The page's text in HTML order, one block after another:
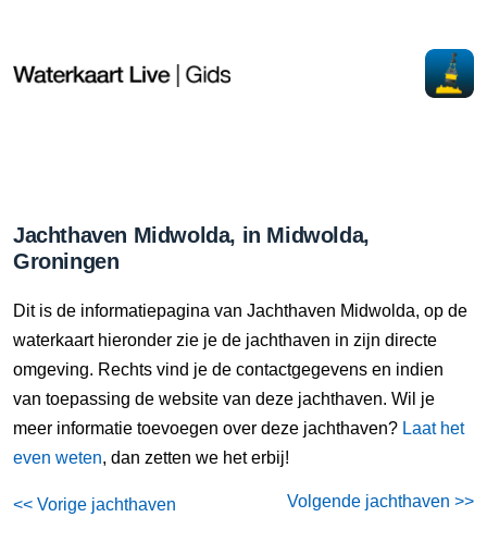
Jachthaven Midwolda, in Midwolda,
Groningen
Dit is de informatiepagina van Jachthaven Midwolda, op de
waterkaart hieronder zie je de jachthaven in zijn directe
omgeving. Rechts vind je de contactgegevens en indien
van toepassing de website van deze jachthaven. Wil je
meer informatie toevoegen over deze jachthaven? Laat het
even weten, dan zetten we het erbij!
<< Vorige jachthaven Volgende jachthaven >>